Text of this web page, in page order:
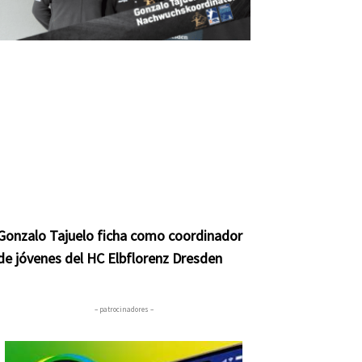
Tajuelo ficha como coordinador
jóvenes del HC Elbflorenz Dresden
– patrocinadores –